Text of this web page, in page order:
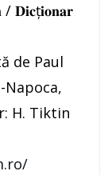
𝐃𝐢𝐜ţ𝐢𝐨𝐧𝐚𝐫
de Paul
Napoca,
H. Tiktin